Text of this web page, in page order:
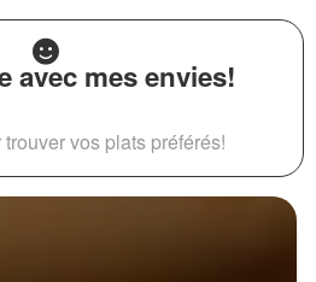
avec mes envies!
vos plats préférés!